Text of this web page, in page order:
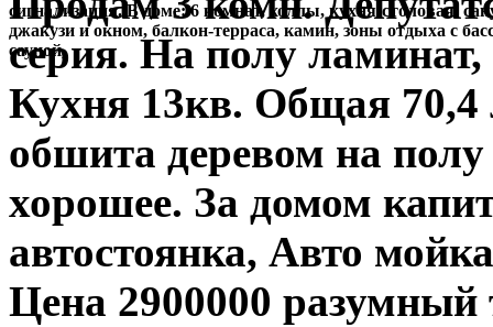
сигнализация. В доме: 6 комнат, холлы, кухня-столовая,
джакузи и окном, балкон-терраса, камин, зоны отдыха с
сауной,
серия. На полу
Кухня 13кв. Общая 70,4
обшита деревом на
хорошее. За домом
автостоянка, Авто
Цена 2900000 разумный